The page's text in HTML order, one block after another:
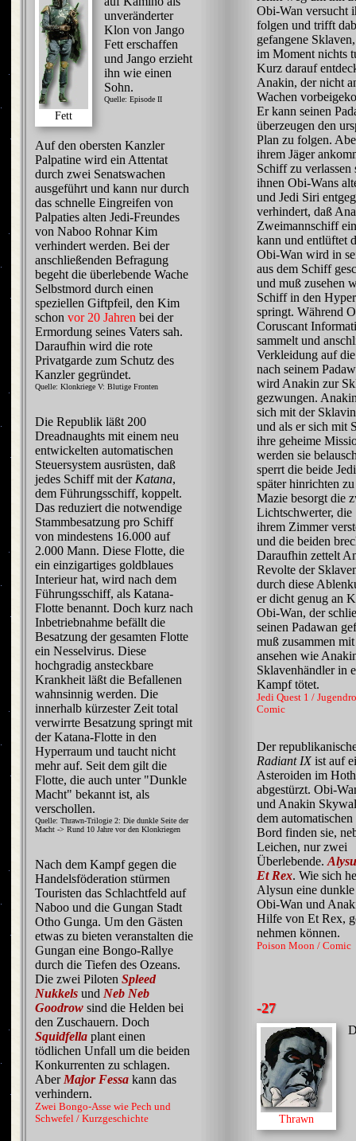
Fett
unveränderter
Klon von Jango
Fett erschaffen
und Jango erzieht
ihn wie einen
Sohn.
Quelle: Episode II
Auf den obersten Kanzler
Palpatine wird ein Attentat
durch zwei Senatswachen
ausgeführt und kann nur durch
das schnelle Eingreifen von
Palpaties alten Jedi-Freundes
von Naboo Rohnar Kim
verhindert werden. Bei der
anschließenden Befragung
begeht die überlebende Wache
Selbstmord durch einen
speziellen Giftpfeil, den Kim
schonvor 20 Jahren bei der
Ermordung seines Vaters sah.
Daraufhin wird die rote
Privatgarde zum Schutz des
Kanzler gegründet.
Quelle: Klonkriege V: Blutige Fronten
Die Republik läßt 200
Dreadnaughts mit einem neu
entwickelten automatischen
Steuersystem ausrüsten, daß
jedes Schiff mit der Katana,
dem Führungsschiff, koppelt.
Das reduziert die notwendige
Stammbesatzung pro Schiff
von mindestens 16.000 auf
2.000 Mann. Diese Flotte, die
ein einzigartiges goldblaues
Interieur hat, wird nach dem
Führungsschiff, als Katana-
Flotte benannt. Doch kurz nach
Inbetriebnahme befällt die
Besatzung der gesamten Flotte
ein Nesselvirus. Diese
hochgradig ansteckbare
Krankheit läßt die Befallenen
wahnsinnig werden. Die
innerhalb kürzester Zeit total
verwirrte Besatzung springt mit
der Katana-Flotte in den
Hyperraum und taucht nicht
mehr auf. Seit dem gilt die
Flotte, die auch unter "Dunkle
Macht" bekannt ist, als
verschollen.
Quelle: Thrawn-Trilogie 2: Die dunkle Seite der
Macht -> Rund 10 Jahre vor den Klonkriegen
Nach dem Kampf gegen die
Handelsföderation stürmen
Touristen das Schlachtfeld auf
Naboo und die Gungan Stadt
Otho Gunga. Um den Gästen
etwas zu bieten veranstalten die
Gungan eine Bongo-Rallye
durch die Tiefen des Ozeans.
Die zwei PilotenSpleed
Nukkels und Neb Neb
Goodrow sind die Helden bei
den Zuschauern. Doch
Squidfella plant einen
tödlichen Unfall um die beiden
Konkurrenten zu schlagen.
Aber Major Fessa kann das
verhindern.
Zwei Bongo-Asse wie Pech und
Schwefel / Kurzgeschichte
Obi-Wan versucht
folgen und trifft
gefangene
im Moment nichts
Kurz darauf
Anakin, der nicht
Wachen
Er kann seinen
überzeugen den
Plan zu folgen.
ihrem Jäger
Schiff zu verlassen
ihnen Obi-Wans
und Jedi Siri
verhindert, daß
Zweimannschiff
kann und entlüftet
Obi-Wan wird in
aus dem Schiff
und muß zusehen
Schiff in den
springt. Während
Coruscant
sammelt und
Verkleidung auf
nach seinem
wird Anakin zur
gezwungen.
sich mit der
und als er sich mit
ihre geheime
werden sie
sperrt die beide
später hinrichten
Mazie besorgt die
Lichtschwerter,
ihrem Zimmer
und die beiden
Daraufhin zettelt
Revolte der
durch diese
er dicht genug an
Obi-Wan, der
seinen Padawan
muß zusammen
ansehen wie
Sklavenhändler in
Kampf tötet.
Jedi Quest 1 /
Comic
Der
Radiant IX ist auf
Asteroiden im
abgestürzt. Obi-
und Anakin
dem
Bord finden sie,
Leichen, nur zwei
Überlebende.
Et Rex. Wie sich
Alysun eine
Obi-Wan und
Hilfe von Et Rex,
nehmen können.
Poison Moon / Comic
-27
Thrawn